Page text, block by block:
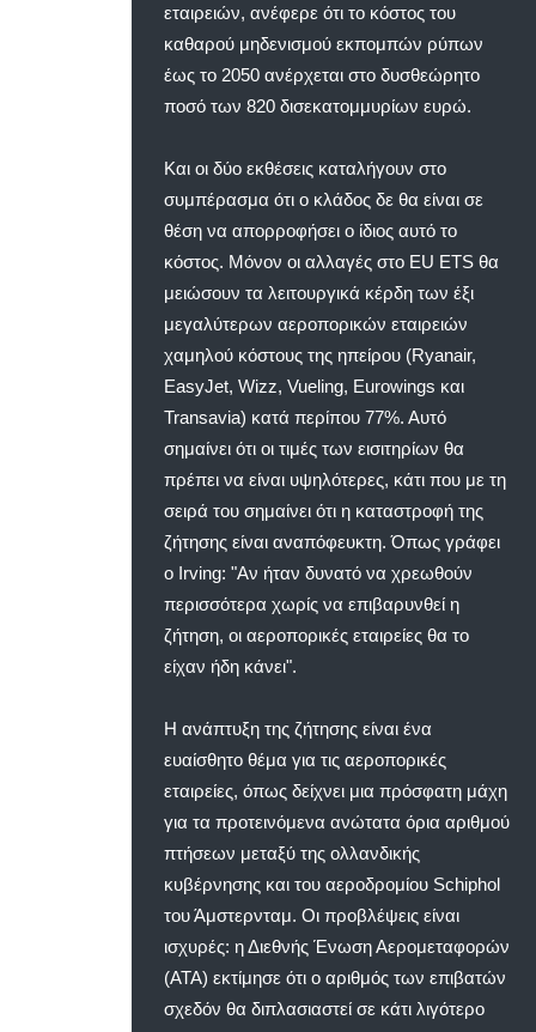
εταιρειών, ανέφερε ότι το κόστος του
καθαρού μηδενισμού εκπομπών ρύπων
έως το 2050 ανέρχεται στο δυσθεώρητο
ποσό των 820 δισεκατομμυρίων ευρώ.
Και οι δύο εκθέσεις καταλήγουν στο
συμπέρασμα ότι ο κλάδος δε θα είναι σε
θέση να απορροφήσει ο ίδιος αυτό το
κόστος. Μόνον οι αλλαγές στο EU ETS θα
μειώσουν τα λειτουργικά κέρδη των έξι
μεγαλύτερων αεροπορικών εταιρειών
χαμηλού κόστους της ηπείρου (Ryanair,
EasyJet, Wizz, Vueling, Eurowings και
Transavia) κατά περίπου 77%. Αυτό
σημαίνει ότι οι τιμές των εισιτηρίων θα
πρέπει να είναι υψηλότερες, κάτι που με τη
σειρά του σημαίνει ότι η καταστροφή της
ζήτησης είναι αναπόφευκτη. Όπως γράφει
ο Irving: "Αν ήταν δυνατό να χρεωθούν
περισσότερα χωρίς να επιβαρυνθεί η
ζήτηση, οι αεροπορικές εταιρείες θα το
είχαν ήδη κάνει".
Η ανάπτυξη της ζήτησης είναι ένα
ευαίσθητο θέμα για τις αεροπορικές
εταιρείες, όπως δείχνει μια πρόσφατη μάχη
για τα προτεινόμενα ανώτατα όρια αριθμού
πτήσεων μεταξύ της ολλανδικής
κυβέρνησης και του αεροδρομίου Schiphol
του Άμστερνταμ. Οι προβλέψεις είναι
ισχυρές: η Διεθνής Ένωση Αερομεταφορών
(ATA) εκτίμησε ότι ο αριθμός των επιβατών
σχεδόν θα διπλασιαστεί σε κάτι λιγότερο